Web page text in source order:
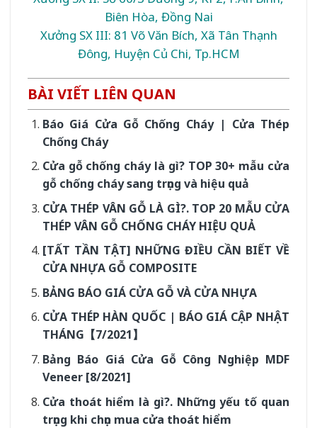
Biên Hòa, Đồng Nai
Xưởng SX III: 81 Võ Văn Bích, Xã Tân Thạnh
Đông, Huyện Củ Chi, Tp.HCM
BÀI VIẾT LIÊN QUAN
Báo Giá Cửa Gỗ Chống Cháy | Cửa Thép
Chống Cháy
Cửa gỗ chống cháy là gì? TOP 30+ mẫu cửa
gỗ chống cháy sang trọng và hiệu quả
CỬA THÉP VÂN GỖ LÀ GÌ?. TOP 20 MẪU CỬA
THÉP VÂN GỖ CHỐNG CHÁY HIỆU QUẢ
[TẤT TẦN TẬT] NHỮNG ĐIỀU CẦN BIẾT VỀ
CỬA NHỰA GỖ COMPOSITE
BẢNG BÁO GIÁ CỬA GỖ VÀ CỬA NHỰA
CỬA THÉP HÀN QUỐC | BÁO GIÁ CẬP NHẬT
THÁNG【7/2021】
Bảng Báo Giá Cửa Gỗ Công Nghiệp MDF
Veneer [8/2021]
Cửa thoát hiểm là gì?. Những yếu tố quan
trọng khi chọn mua cửa thoát hiểm